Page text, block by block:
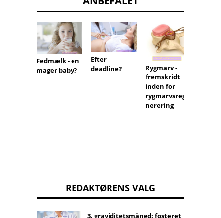
Fedmælk - en
mager baby?
Efter
deadline?
Rygmarv -
fremskridt
inden for
rygmarvsrege
nerering
REDAKTØRENS VALG
3. graviditetsmåned: fosteret